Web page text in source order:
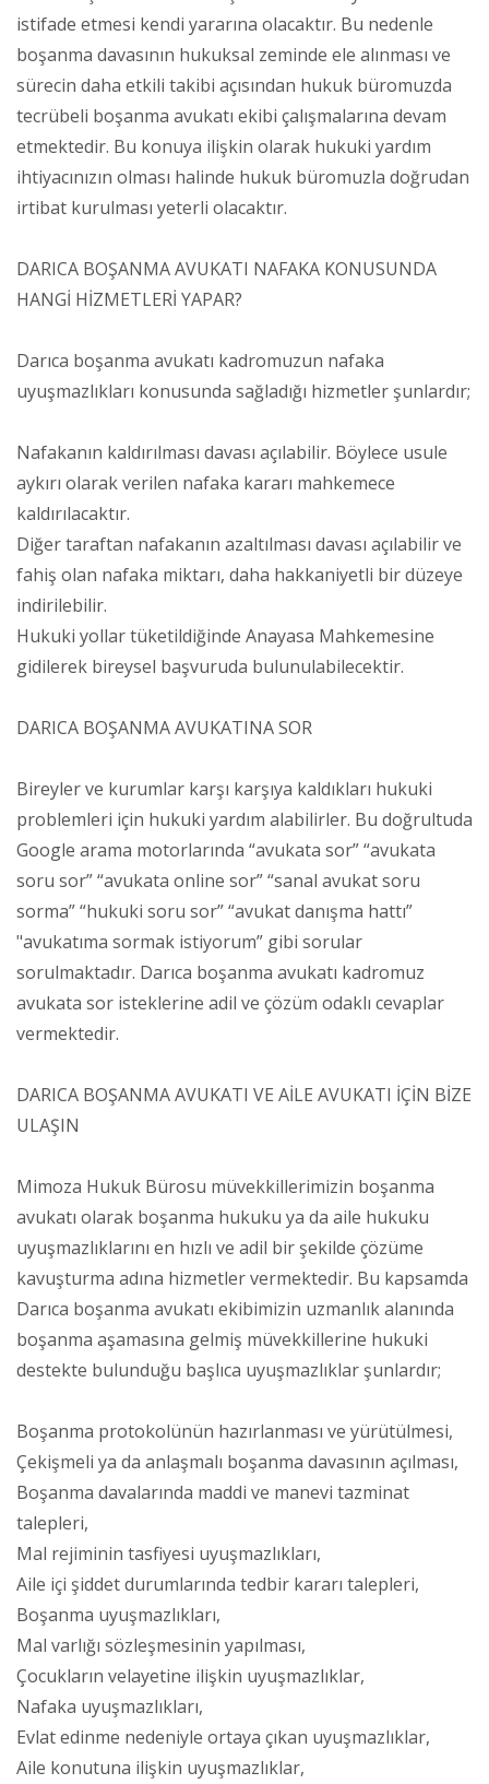
istifade etmesi kendi yararına olacaktır. Bu nedenle
boşanma davasının hukuksal zeminde ele alınması ve
sürecin daha etkili takibi açısından hukuk büromuzda
tecrübeli boşanma avukatı ekibi çalışmalarına devam
etmektedir. Bu konuya ilişkin olarak hukuki yardım
ihtiyacınızın olması halinde hukuk büromuzla doğrudan
irtibat kurulması yeterli olacaktır.
DARICA BOŞANMA AVUKATI NAFAKA KONUSUNDA
HANGİ HİZMETLERİ YAPAR?
Darıca boşanma avukatı kadromuzun nafaka
uyuşmazlıkları konusunda sağladığı hizmetler şunlardır;
Nafakanın kaldırılması davası açılabilir. Böylece usule
aykırı olarak verilen nafaka kararı mahkemece
kaldırılacaktır.
Diğer taraftan nafakanın azaltılması davası açılabilir ve
fahiş olan nafaka miktarı, daha hakkaniyetli bir düzeye
indirilebilir.
Hukuki yollar tüketildiğinde Anayasa Mahkemesine
gidilerek bireysel başvuruda bulunulabilecektir.
DARICA BOŞANMA AVUKATINA SOR
Bireyler ve kurumlar karşı karşıya kaldıkları hukuki
problemleri için hukuki yardım alabilirler. Bu doğrultuda
Google arama motorlarında “avukata sor” “avukata
soru sor” “avukata online sor” “sanal avukat soru
sorma” “hukuki soru sor” “avukat danışma hattı”
"avukatıma sormak istiyorum” gibi sorular
sorulmaktadır. Darıca boşanma avukatı kadromuz
avukata sor isteklerine adil ve çözüm odaklı cevaplar
vermektedir.
DARICA BOŞANMA AVUKATI VE AİLE AVUKATI İÇİN BİZE
ULAŞIN
Mimoza Hukuk Bürosu müvekkillerimizin boşanma
avukatı olarak boşanma hukuku ya da aile hukuku
uyuşmazlıklarını en hızlı ve adil bir şekilde çözüme
kavuşturma adına hizmetler vermektedir. Bu kapsamda
Darıca boşanma avukatı ekibimizin uzmanlık alanında
boşanma aşamasına gelmiş müvekkillerine hukuki
destekte bulunduğu başlıca uyuşmazlıklar şunlardır;
Boşanma protokolünün hazırlanması ve yürütülmesi,
Çekişmeli ya da anlaşmalı boşanma davasının açılması,
Boşanma davalarında maddi ve manevi tazminat
talepleri,
Mal rejiminin tasfiyesi uyuşmazlıkları,
Aile içi şiddet durumlarında tedbir kararı talepleri,
Boşanma uyuşmazlıkları,
Mal varlığı sözleşmesinin yapılması,
Çocukların velayetine ilişkin uyuşmazlıklar,
Nafaka uyuşmazlıkları,
Evlat edinme nedeniyle ortaya çıkan uyuşmazlıklar,
Aile konutuna ilişkin uyuşmazlıklar,